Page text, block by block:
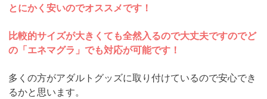
とにかく安いのでオススメです！
比較的サイズが大きくても全然入るので大丈夫ですのでど
の「エネマグラ」でも対応が可能です！
多くの方がアダルトグッズに取り付けているので安心でき
るかと思います。